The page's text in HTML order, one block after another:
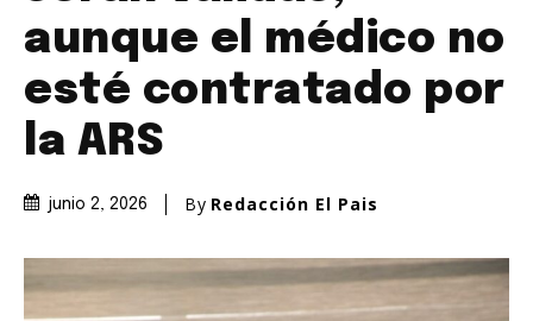
aunque el médico no
esté contratado por
la ARS
junio 2, 2026 By Redacción El Pais